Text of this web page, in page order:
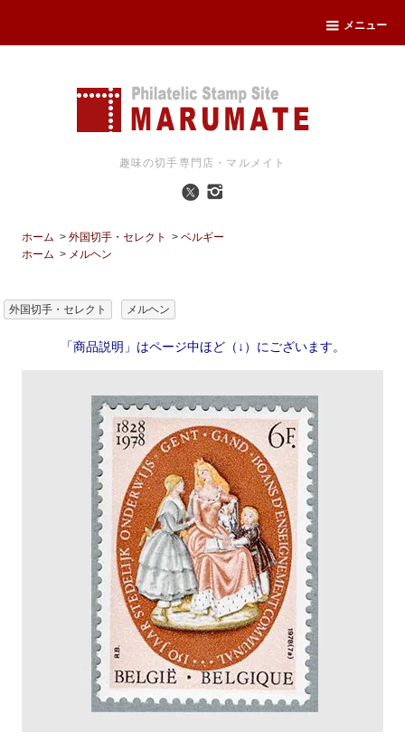
メニュー
趣味の切手専門店・マルメイト
ホーム >外国切手・セレクト >ベルギー
ホーム > メルヘン
外国切手・セレクト メルヘン
「商品説明」はページ中ほど（↓）にございます。